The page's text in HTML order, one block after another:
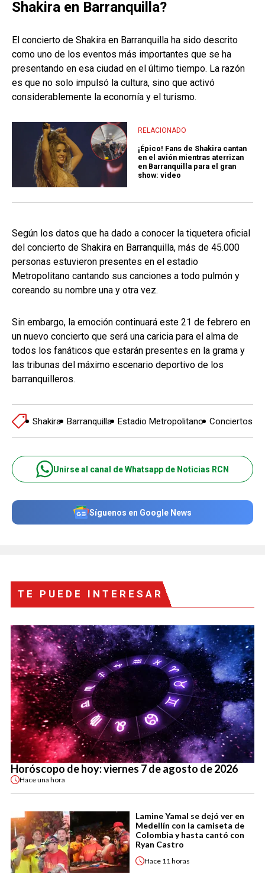
Shakira en Barranquilla?
El concierto de Shakira en Barranquilla ha sido descrito
como uno de los eventos más importantes que se ha
presentando en esa ciudad en el último tiempo. La razón
es que no solo impulsó la cultura, sino que activó
considerablemente la economía y el turismo.
RELACIONADO
¡Épico! Fans de Shakira cantan
en el avión mientras aterrizan
en Barranquilla para el gran
show: video
Según los datos que ha dado a conocer la tiquetera oficial
del concierto de Shakira en Barranquilla, más de 45.000
personas estuvieron presentes en el estadio
Metropolitano cantando sus canciones a todo pulmón y
coreando su nombre una y otra vez.
Sin embargo, la emoción continuará este 21 de febrero en
un nuevo concierto que será una caricia para el alma de
todos los fanáticos que estarán presentes en la grama y
las tribunas del máximo escenario deportivo de los
barranquilleros.
Shakira Barranquilla Estadio Metropolitano Conciertos
Unirse al canal de Whatsapp de Noticias RCN
Síguenos en Google News
TE PUEDE INTERESAR
Horóscopo de hoy: viernes 7 de agosto de 2026
Haceuna hora
Lamine Yamal se dejó ver en
Medellín con la camiseta de
Colombia y hasta cantó con
Ryan Castro
Hace 11 horas